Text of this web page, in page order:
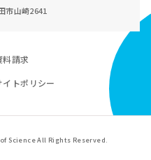
市山崎2641
料請求
イトポリシー
Science All Rights Reserved.